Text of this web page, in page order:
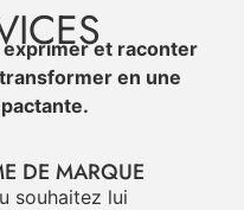
et raconter
en une
DE MARQUE
souhaitez lui